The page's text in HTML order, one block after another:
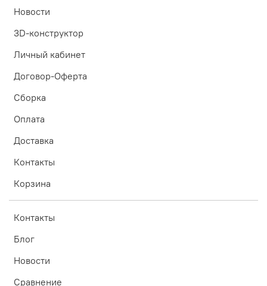
Новости
3D-конструктор
Личный кабинет
Договор-Оферта
Сборка
Оплата
Доставка
Контакты
Корзина
Контакты
Блог
Новости
Сравнение